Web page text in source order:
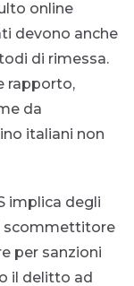
online
devono anche
di rimessa.
rapporto,
da
italiani non
implica degli
scommettitore
per sanzioni
il delitto ad